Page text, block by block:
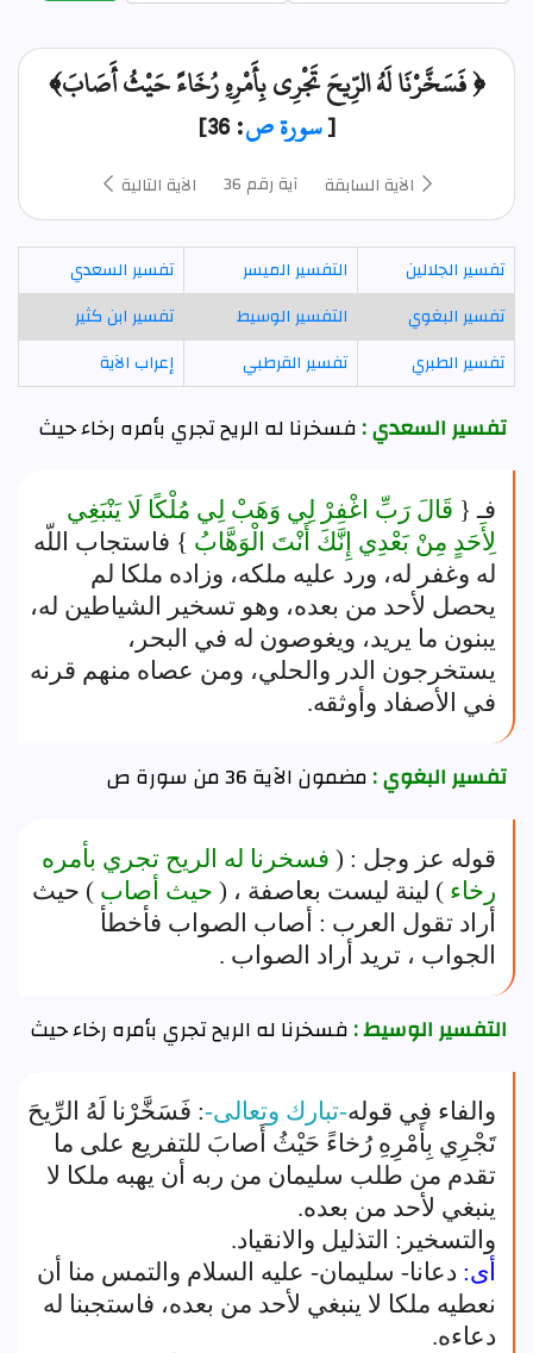
﴿ فَسَخَّرْنَا لَهُ الرِّيحَ تَجْرِي بِأَمْرِهِ رُخَاءً حَيْثُ أَصَابَ﴾
[سورة ص: 36]
الآية السابقة آية رقم 36 الآية التالية
تفسير الجلالين التفسير الميسر
تفسير السعدي
تفسير البغوي
التفسير الوسيط
تفسير ابن كثير
تفسير الطبري
تفسير القرطبي إعراب الآية
تفسير السعدي :فسخرنا له الريح تجري بأمره رخاء حيث
فـ { قَالَ رَبِّ اغْفِرْ لِي وَهَبْ لِي مُلْكًا لَا يَنْبَغِي
لِأَحَدٍ مِنْ بَعْدِي إِنَّكَ أَنْتَ الْوَهَّابُ } فاستجاب اللّه
له وغفر له، ورد عليه ملكه، وزاده ملكا لم
يحصل لأحد من بعده، وهو تسخير الشياطين له،
يبنون ما يريد، ويغوصون له في البحر،
يستخرجون الدر والحلي، ومن عصاه منهم قرنه
في الأصفاد وأوثقه.
تفسير البغوي :مضمون الآية 36 من سورة ص
قوله عز وجل : ( فسخرنا له الريح تجري بأمره
رخاء ) لينة ليست بعاصفة ، ( حيث أصاب ) حيث
أراد تقول العرب : أصاب الصواب فأخطأ
الجواب ، تريد أراد الصواب .
التفسير الوسيط :فسخرنا له الريح تجري بأمره رخاء حيث
والفاء في قوله-تبارك وتعالى-: فَسَخَّرْنا لَهُ الرِّيحَ
تَجْرِي بِأَمْرِهِ رُخاءً حَيْثُ أَصابَ للتفريع على ما
تقدم من طلب سليمان من ربه أن يهبه ملكا لا
ينبغي لأحد من بعده.
والتسخير: التذليل والانقياد.
أى: دعانا- سليمان- عليه السلام والتمس منا أن
نعطيه ملكا لا ينبغي لأحد من بعده، فاستجبنا له
دعاءه.